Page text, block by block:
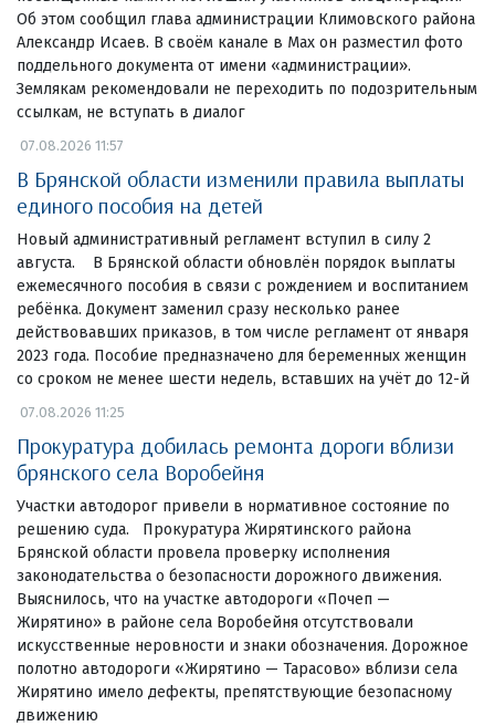
Об этом сообщил глава администрации Климовского района
Александр Исаев. В своём канале в Maх он разместил фото
поддельного документа от имени «администрации».
Землякам рекомендовали не переходить по подозрительным
ссылкам, не вступать в диалог
07.08.2026 11:57
В Брянской области изменили правила выплаты
единого пособия на детей
Новый административный регламент вступил в силу 2
августа. В Брянской области обновлён порядок выплаты
ежемесячного пособия в связи с рождением и воспитанием
ребёнка. Документ заменил сразу несколько ранее
действовавших приказов, в том числе регламент от января
2023 года. Пособие предназначено для беременных женщин
со сроком не менее шести недель, вставших на учёт до 12-й
07.08.2026 11:25
Прокуратура добилась ремонта дороги вблизи
брянского села Воробейня
Участки автодорог привели в нормативное состояние по
решению суда. Прокуратура Жирятинского района
Брянской области провела проверку исполнения
законодательства о безопасности дорожного движения.
Выяснилось, что на участке автодороги «Почеп —
Жирятино» в районе села Воробейня отсутствовали
искусственные неровности и знаки обозначения. Дорожное
полотно автодороги «Жирятино — Тарасово» вблизи села
Жирятино имело дефекты, препятствующие безопасному
движению